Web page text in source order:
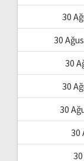
30
30
30
30
30
30